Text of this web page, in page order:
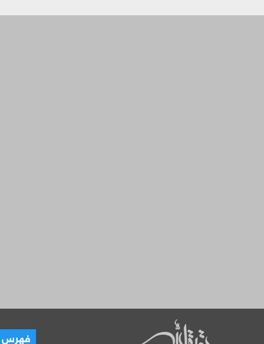
فهرس